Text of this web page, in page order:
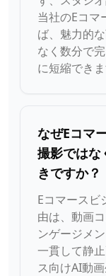
当社のEコマ
ば、魅力的
なく数分で
に短縮できま
なぜEコマ
撮影ではな
きですか？
Eコマースビ
由は、動画
ンゲージメ
一貫して静
ス向けAI動